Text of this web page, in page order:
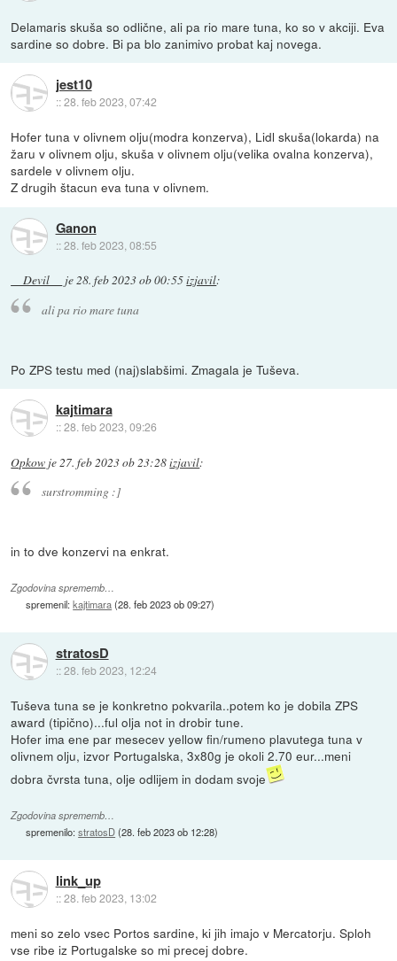
Delamaris skuša so odlične, ali pa rio mare tuna, ko so v akciji. Eva
sardine so dobre. Bi pa blo zanimivo probat kaj novega.
jest10
::28. feb 2023, 07:42
Hofer tuna v olivnem olju(modra konzerva), Lidl skuša(lokarda) na
žaru v olivnem olju, skuša v olivnem olju(velika ovalna konzerva),
sardele v olivnem olju.
Z drugih štacun eva tuna v olivnem.
Ganon
::28. feb 2023, 08:55
__Devil__ je28. feb 2023 ob 00:55izjavil:
ali pa rio mare tuna
Po ZPS testu med (naj)slabšimi. Zmagala je Tuševa.
kajtimara
::28. feb 2023, 09:26
Opkow je27. feb 2023 ob 23:28izjavil:
surstromming :]
in to dve konzervi na enkrat.
Zgodovina sprememb…
spremenil:kajtimara(28. feb 2023 ob 09:27)
stratosD
::28. feb 2023, 12:24
Tuševa tuna se je konkretno pokvarila..potem ko je dobila ZPS
award (tipično)...ful olja not in drobir tune.
Hofer ima ene par mesecev yellow fin/rumeno plavutega tuna v
olivnem olju, izvor Portugalska, 3x80g je okoli 2.70 eur...meni
dobra čvrsta tuna, olje odlijem in dodam svoje
Zgodovina sprememb…
spremenilo:stratosD(28. feb 2023 ob 12:28)
link_up
::28. feb 2023, 13:02
meni so zelo vsec Portos sardine, ki jih imajo v Mercatorju. Sploh
vse ribe iz Portugalske so mi precej dobre.